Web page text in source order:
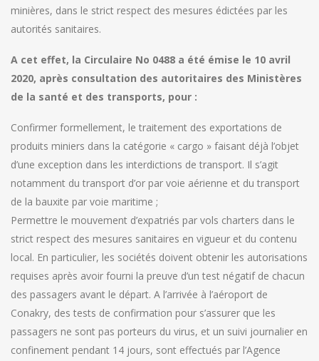
minières, dans le strict respect des mesures édictées par les
autorités sanitaires.
A cet effet, la Circulaire No 0488 a été émise le 10 avril
2020, après consultation des autoritaires des Ministères
de la santé et des transports, pour :
Confirmer formellement, le traitement des exportations de
produits miniers dans la catégorie « cargo » faisant déjà l’objet
d’une exception dans les interdictions de transport. Il s’agit
notamment du transport d’or par voie aérienne et du transport
de la bauxite par voie maritime ;
Permettre le mouvement d’expatriés par vols charters dans le
strict respect des mesures sanitaires en vigueur et du contenu
local. En particulier, les sociétés doivent obtenir les autorisations
requises après avoir fourni la preuve d’un test négatif de chacun
des passagers avant le départ. A l’arrivée à l’aéroport de
Conakry, des tests de confirmation pour s’assurer que les
passagers ne sont pas porteurs du virus, et un suivi journalier en
confinement pendant 14 jours, sont effectués par l’Agence